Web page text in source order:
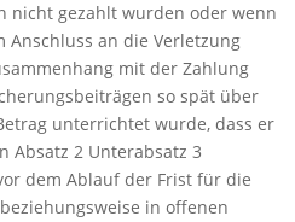
nicht gezahlt wurden oder wenn
an die Verletzung
mit der Zahlung
so spät über
unterrichtet wurde, dass er
Absatz 2 Unterabsatz 3
dem Ablauf der Frist für die
in offenen